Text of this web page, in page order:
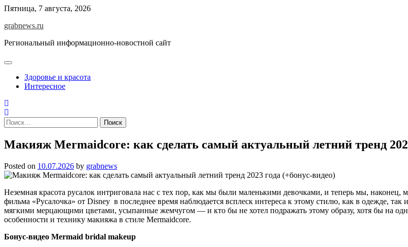
Skip
content
Пятница, 7 августа, 2026
grabnews.ru
Региональный информационно-новостной сайт
Здоровье и красота
Интересное
Найти:
Макияж Mermaidcore: как сделать самый актуальный летний тренд
Posted on 10.07.2026 by grabnews
Неземная красота русалок интриговала нас с тех пор, как мы были маленькими девочками, и теперь мы,
фильма «Русалочка» от Disney в последнее время наблюдается всплеск интереса к этому стилю, как в одежде,
мягкими мерцающими цветами, усыпанные жемчугом — и кто бы не хотел подражать этому образу, хотя бы на
особенности и технику макияжа в стиле Mermaidcore.
Бонус-видео Mermaid bridal makeup